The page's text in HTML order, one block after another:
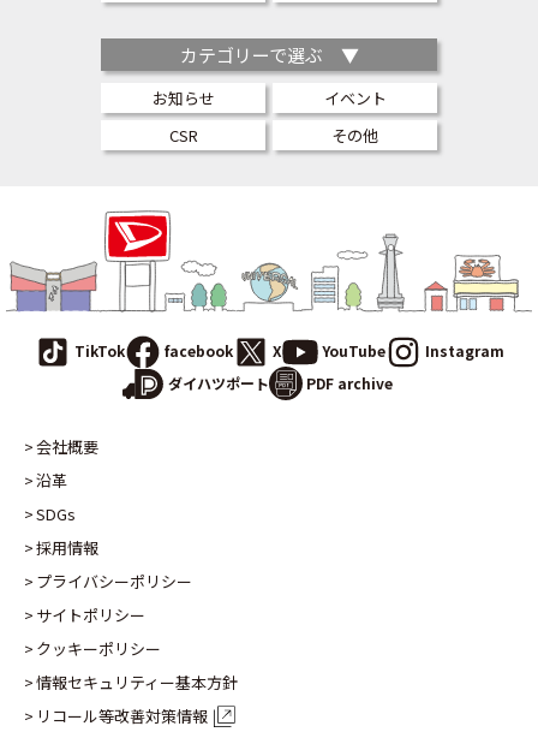
カテゴリーで選ぶ ▼
お知らせ
イベント
CSR
その他
TikTok facebook X YouTube
Instagram
ダイハツポート
PDF archive
会社概要
沿革
SDGs
採用情報
プライバシーポリシー
サイトポリシー
クッキーポリシー
情報セキュリティー基本方針
リコール等改善対策情報